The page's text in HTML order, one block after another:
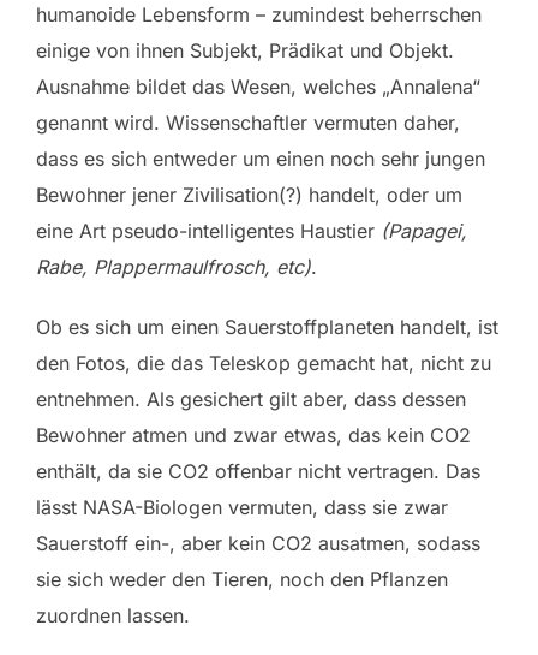
humanoide Lebensform – zumindest beherrschen
einige von ihnen Subjekt, Prädikat und Objekt.
Ausnahme bildet das Wesen, welches „Annalena“
genannt wird. Wissenschaftler vermuten daher,
dass es sich entweder um einen noch sehr jungen
Bewohner jener Zivilisation(?) handelt, oder um
eine Art pseudo-intelligentes Haustier (Papagei,
Rabe, Plappermaulfrosch, etc).
Ob es sich um einen Sauerstoffplaneten handelt, ist
den Fotos, die das Teleskop gemacht hat, nicht zu
entnehmen. Als gesichert gilt aber, dass dessen
Bewohner atmen und zwar etwas, das kein CO2
enthält, da sie CO2 offenbar nicht vertragen. Das
lässt NASA-Biologen vermuten, dass sie zwar
Sauerstoff ein-, aber kein CO2 ausatmen, sodass
sie sich weder den Tieren, noch den Pflanzen
zuordnen lassen.